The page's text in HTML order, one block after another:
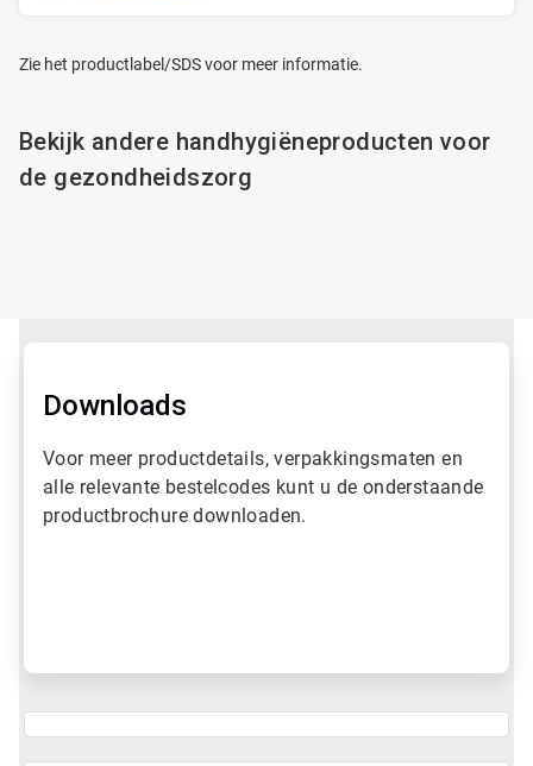
Zie het productlabel/SDS voor meer informatie.
Bekijk andere handhygiëneproducten voor
de gezondheidszorg
c
Downloads
Voor meer productdetails, verpakkingsmaten en
alle relevante bestelcodes kunt u de onderstaande
productbrochure downloaden.